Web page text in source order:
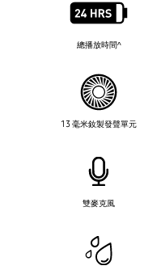
總播放時間^
13 毫米釹製發聲單元
雙麥克風